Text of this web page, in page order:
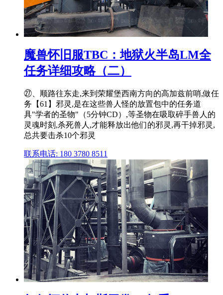
魔兽怀旧服TBC：地狱火半岛LM全
任务详细攻略（二）
㉗、顺路往东走,来到荣耀堡西南方向的高加兹前哨,做任
务【61】邪灵,是在这些兽人怪的放置包中的任务道
具"学者的圣物"（5分钟CD）,等圣物在吸取碎手兽人的
灵魂时刻,杀死兽人,才能释放出他们的邪灵,再干掉邪灵,
总共要击杀10个邪灵
联系电话: 180 3780 8511